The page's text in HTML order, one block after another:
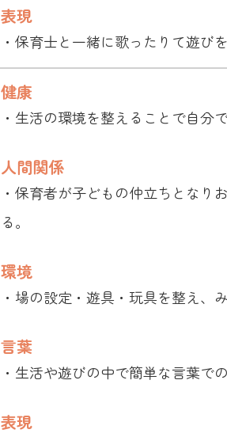
表現
・保育士と一緒に歌ったりて遊び
健康
・生活の環境を整えることで自分
人間関係
・保育者が子どもの仲立ちとなり
る。
環境
・場の設定・遊具・玩具を整え、
言葉
・生活や遊びの中で簡単な言葉で
表現